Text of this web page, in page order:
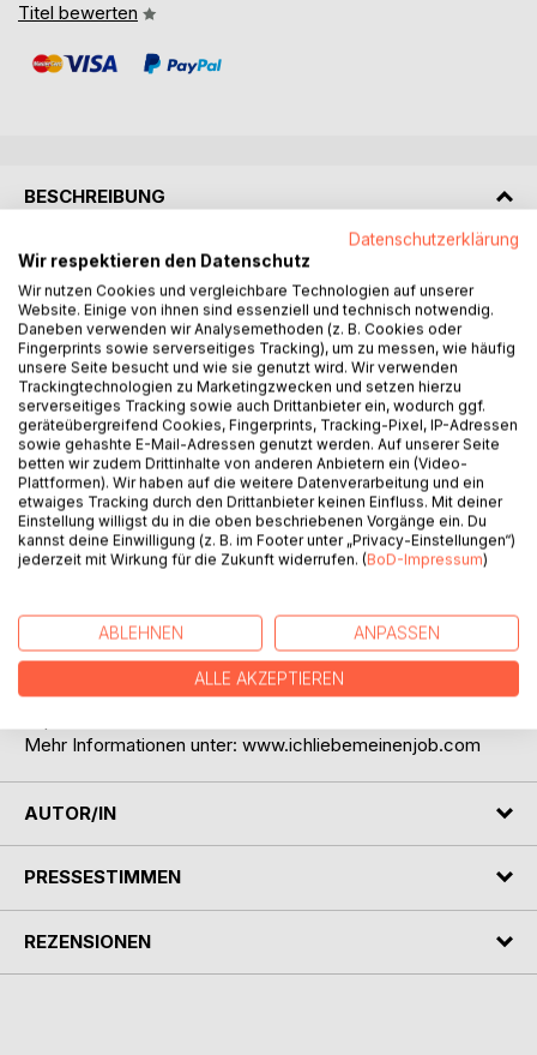
Titel bewerten
BESCHREIBUNG
Also, Bea, der Fall liegt auf der Hand: Dein Job gefällt dir
nicht mehr. Du denkst, du bist ein winziges Rad im
Unternehmensgetriebe, deine Chefs sind größtenteils
selbstverliebte Gockel mit Hang zu Dilettantismus und
deine Karriere stockt seit gut zwei Jahren. Und nun? Was
machst du? Ich höre es mich laut aussprechen: Was zum
Teufel soll ich jetzt nur tun?
Als Personalmanagerin arbeitet Beatrice Engel in einem
globalen Versicherungskonzern, der viel fördert und immer
mehr fordert. Budget wird reduziert, Druck erhöht, wichtige
Stellen nicht nachbesetzt. Bea fühlt sich getrieben und
fremdgesteuert. Nahezu täglich fragt sie sich, was sie in
ihrem Konzern eigentlich noch soll. Um dieser
Life Coaches: Sie soll ein Job-Tagebuch führen und alle
Ereignisse eines Arbeitstages notieren.
Und das soll ausreichen, um den eigenen Job wieder zu
mögen? Bea ist skeptisch, doch sie lässt sich auf das
Mehr Informationen unter: www.ichliebemeinenjob.com
AUTOR/IN
PRESSESTIMMEN
REZENSIONEN
Datenschutzerklärung
Wir respektieren den Datenschutz
Wir nutzen Cookies und vergleichbare Technologien auf unserer
Website. Einige von ihnen sind essenziell und technisch notwendig.
Daneben verwenden wir Analysemethoden (z. B. Cookies oder
Fingerprints sowie serverseitiges Tracking), um zu messen, wie häufig
unsere Seite besucht und wie sie genutzt wird. Wir verwenden
Trackingtechnologien zu Marketingzwecken und setzen hierzu
serverseitiges Tracking sowie auch Drittanbieter ein, wodurch ggf.
geräteübergreifend Cookies, Fingerprints, Tracking-Pixel, IP-Adressen
sowie gehashte E-Mail-Adressen genutzt werden. Auf unserer Seite
betten wir zudem Drittinhalte von anderen Anbietern ein (Video-
Plattformen). Wir haben auf die weitere Datenverarbeitung und ein
etwaiges Tracking durch den Drittanbieter keinen Einfluss. Mit deiner
Einstellung willigst du in die oben beschriebenen Vorgänge ein. Du
kannst deine Einwilligung (z. B. im Footer unter „Privacy-Einstellungen“)
jederzeit mit Wirkung für die Zukunft widerrufen. (BoD-Impressum)
ABLEHNEN ANPASSEN
ALLE AKZEPTIEREN